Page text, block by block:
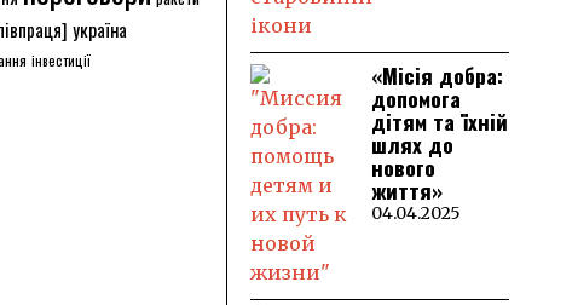
україна
інвестиції «Місія добра:
допомога
дітям та їхній
шлях до
нового
життя»
04.04.2025